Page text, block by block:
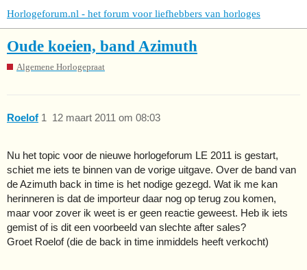
Horlogeforum.nl - het forum voor liefhebbers van horloges
Oude koeien, band Azimuth
Algemene Horlogepraat
Roelof 12 maart 2011 om 08:03
1
Nu het topic voor de nieuwe horlogeforum LE 2011 is gestart,
schiet me iets te binnen van de vorige uitgave. Over de band van
de Azimuth back in time is het nodige gezegd. Wat ik me kan
herinneren is dat de importeur daar nog op terug zou komen,
maar voor zover ik weet is er geen reactie geweest. Heb ik iets
gemist of is dit een voorbeeld van slechte after sales?
Groet Roelof (die de back in time inmiddels heeft verkocht)